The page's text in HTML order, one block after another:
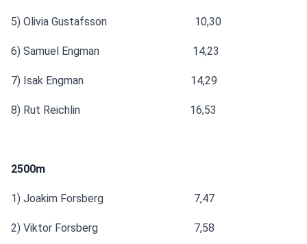
5) Olivia Gustafsson                                10,30
6) Samuel Engman                                  14,23
7) Isak Engman                                       14,29
8) Rut Reichlin                                        16,53
2500m
1) Joakim Forsberg                                 7,47
2) Viktor Forsberg                                   7,58